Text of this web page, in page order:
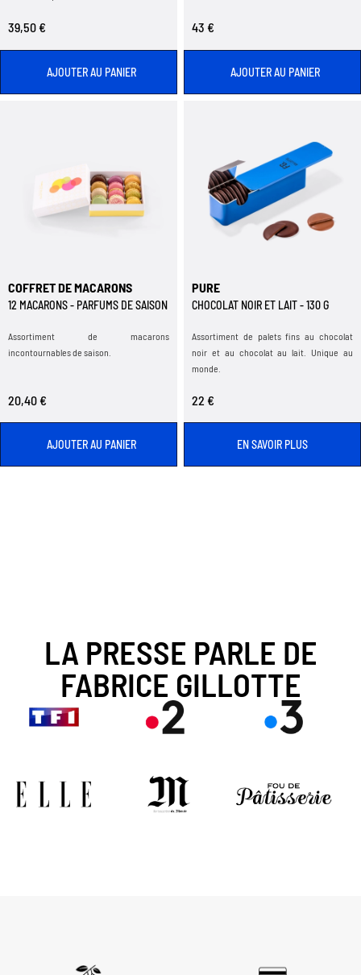
39,50 €
AJOUTER AU PANIER
43 €
AJOUTER AU PANIER
COFFRET DE MACARONS
12 MACARONS - PARFUMS DE SAISON
Assortiment de macarons
incontournables de saison.
20,40 €
AJOUTER AU PANIER
PURE
CHOCOLAT NOIR ET LAIT - 130 G
Assortiment de palets fins au chocolat
noir et au chocolat au lait. Unique au
monde.
22 €
EN SAVOIR PLUS
LA PRESSE PARLE DE
FABRICE GILLOTTE